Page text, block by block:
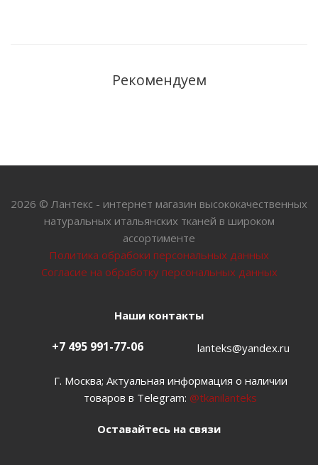
Рекомендуем
2026 © Лантекс - интернет магазин высококачественных
натуральных итальянских тканей в широком
ассортименте
Политика обрабоки персональных данных
Согласие на обработку персональных данных
Наши контакты
+7 495 991-77-06 lanteks@yandex.ru
Г. Москва; Актуальная информация о наличии
товаров в Telegram: @tkanilanteks
Оставайтесь на связи